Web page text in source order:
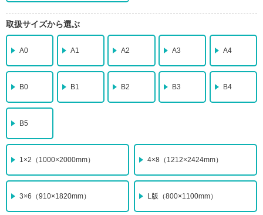
取扱サイズから選ぶ
A0 A1 A2 A3 A4
B0 B1 B2 B3 B4
B5
1×2 （1000×2000mm） 4×8 （1212×2424mm）
3×6 （910×1820mm） L版 （800×1100mm）